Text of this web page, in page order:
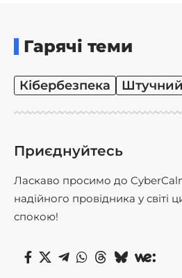
Гарячі теми
Кібербезпека Штучний
Приєднуйтесь
Ласкаво просимо до
надійного провідника у світі
спокою!